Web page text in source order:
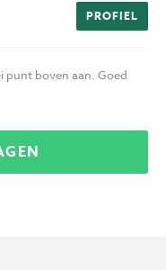
PROFIEL
punt boven aan. Goed